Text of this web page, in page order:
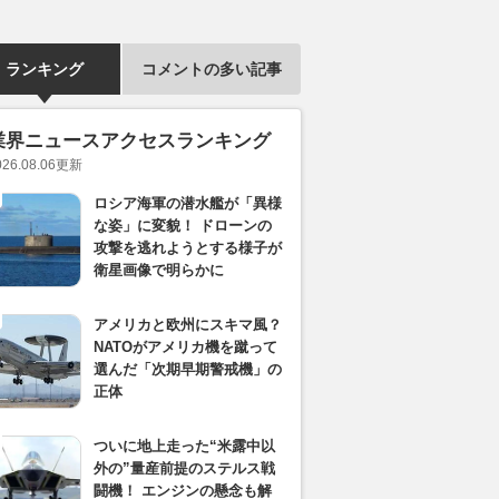
ランキング コメントの多い記事
界ニュースアクセスランキング
更新
ロシア海軍の潜水艦が「異様
な姿」に変貌！ ドローンの
攻撃を逃れようとする様子が
衛星画像で明らかに
アメリカと欧州にスキマ風？
NATOがアメリカ機を蹴って
選んだ「次期早期警戒機」の
正体
ついに地上走った“米露中以
外の”量産前提のステルス戦
闘機！ エンジンの懸念も解